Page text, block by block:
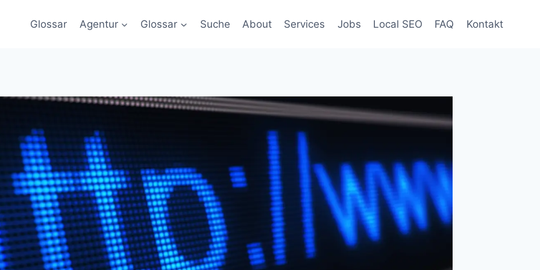
Glossar Agentur Glossar Suche About Services Jobs Local SEO FAQ Kontakt